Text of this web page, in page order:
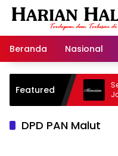
Langsung
Beranda
Nasional
Featured
Warisan
Jalan
DPD PAN Malut